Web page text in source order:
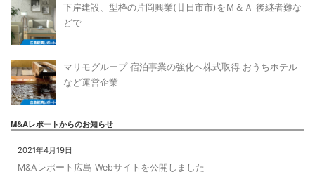
下岸建設、型枠の片岡興業(廿日市市)をＭ＆Ａ 後継者難な
どで
マリモグループ 宿泊事業の強化へ株式取得 おうちホテル
など運営企業
M&Aレポートからのお知らせ
2021年4月19日
M&Aレポート広島 Webサイトを公開しました